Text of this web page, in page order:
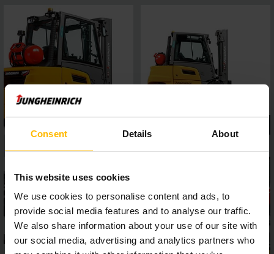
Consent Details About
This website uses cookies
We use cookies to personalise content and ads, to
provide social media features and to analyse our traffic.
We also share information about your use of our site with
our social media, advertising and analytics partners who
programami jazdy a asistenčné systémy, ktoré možno
jednoducho pripojiť cez rozhranie, umožňujú flexibilné
prispôsobenie požiadavkám rôznych typov použitia, zatiaľ čo
panoramatická strecha zabezpečuje výborný výhľad z vozíka.
Takto sa zaručí bezpečná a presná práca v každej situácii.